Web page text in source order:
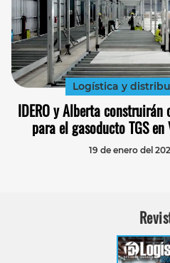
Logística y
IDERO y Alberta construirán
para el gasoducto TGS
19 de enero del